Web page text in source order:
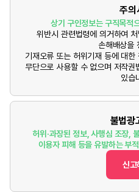
주의
상기 구인정보는 구직목적
위반시 관련법령에 의거하여
손해배상을
기재오류 또는 허위기재 등에 대
무단으로 사용할 수 없으며 저작
있습
불법광
허위·과장된 정보, 사행심 조장,
이용자 피해 등을 유발하는 부
신고